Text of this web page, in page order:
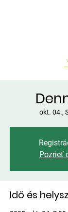
okt. 04.,
Pozrieť
Idő és